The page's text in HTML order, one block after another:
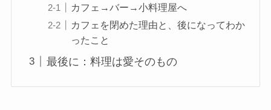
カフェ→バー→小料理屋へ
カフェを閉めた理由と、後になってわか
ったこと
最後に：料理は愛そのもの